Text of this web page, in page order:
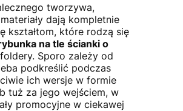
tworzywa,
dają kompletnie
kształtom, które rodzą się
na tle ścianki o
Sporo zależy od
podkreślić podczas
ich wersje w formie
tuż za jego wejściem, w
promocyjne w ciekawej